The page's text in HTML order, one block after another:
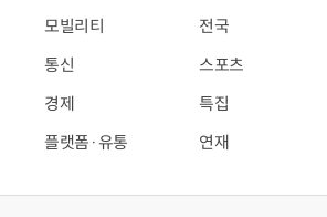
모빌리티
통신
경제
플랫폼·유통
전국
스포츠
특집
연재